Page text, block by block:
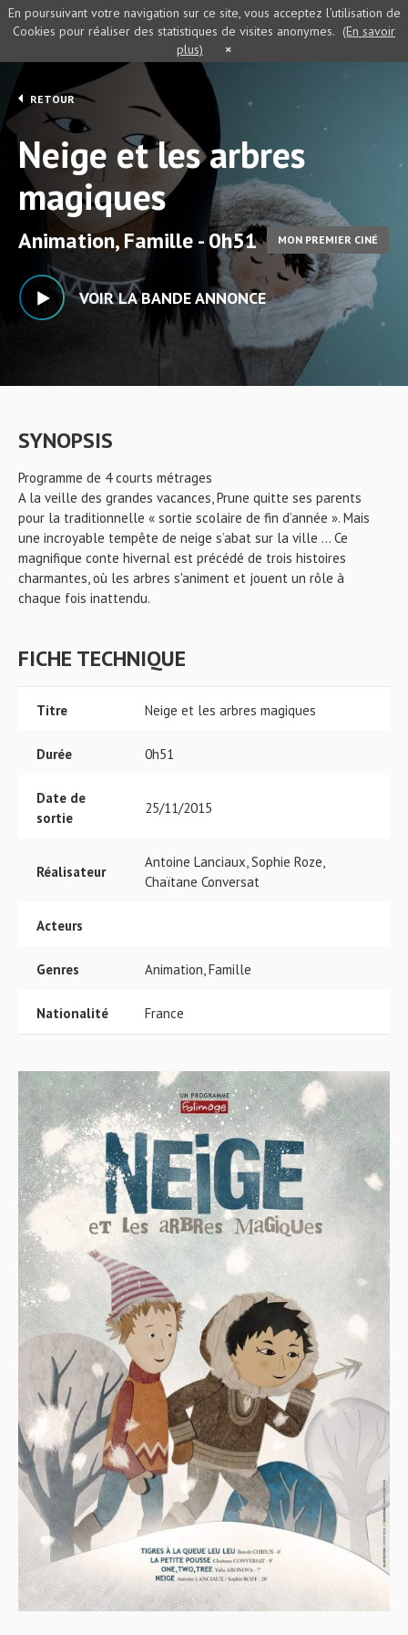
RETOUR
Neige et les arbres
magiques
Animation, Famille - 0h51 MON PREMIER CINÉ
VOIR LA BANDE ANNONCE
SYNOPSIS
Programme de 4 courts métrages
A la veille des grandes vacances, Prune quitte ses parents
pour la traditionnelle « sortie scolaire de fin d’année ». Mais
une incroyable tempête de neige s’abat sur la ville … Ce
magnifique conte hivernal est précédé de trois histoires
charmantes, où les arbres s'animent et jouent un rôle à
chaque fois inattendu.
FICHE TECHNIQUE
Titre Neige et les arbres magiques
Durée 0h51
Date de
sortie
25/11/2015
Réalisateur
Antoine Lanciaux, Sophie Roze,
Chaïtane Conversat
Acteurs
Genres Animation, Famille
Nationalité France
En poursuivant votre navigation sur ce site, vous acceptez l’utilisation de
Cookies pour réaliser des statistiques de visites anonymes. (En savoir
plus)
×